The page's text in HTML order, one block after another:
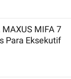
MIFA 7
Para Eksekutif